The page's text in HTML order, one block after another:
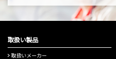
取扱い製品
取扱いメーカー